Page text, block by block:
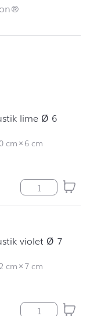
springen
lime Ø 6
cm×6 cm
Stumpenkerze
violet Ø 7
cm×7 cm
Stumpenkerze